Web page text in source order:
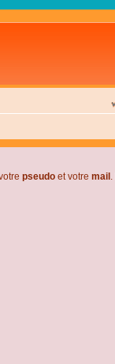
pseudo et votre mail